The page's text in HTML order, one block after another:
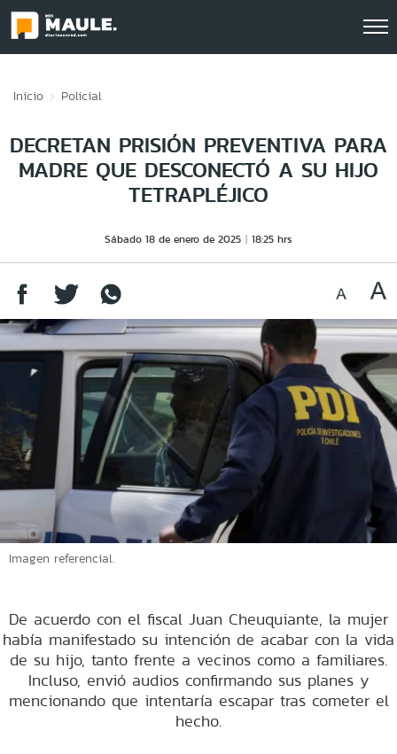
Inicio Policial
DECRETAN PRISIÓN PREVENTIVA PARA
MADRE QUE DESCONECTÓ A SU HIJO
TETRAPLÉJICO
Sábado 18 de enero de 2025 18:25 hrs
Imagen referencial.
De acuerdo con el fiscal Juan Cheuquiante, la mujer
había manifestado su intención de acabar con la vida
de su hijo, tanto frente a vecinos como a familiares.
Incluso, envió audios confirmando sus planes y
mencionando que intentaría escapar tras cometer el
hecho.